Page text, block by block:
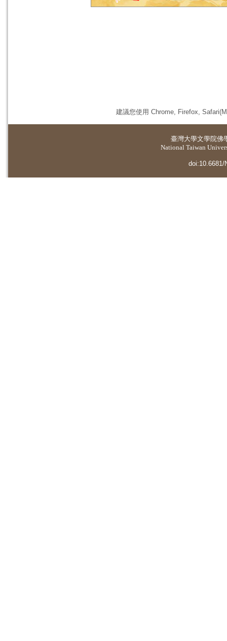
建議您使用 Chrome, Firefox,
臺灣大學文學院佛
National Taiwan
doi:10.6681/